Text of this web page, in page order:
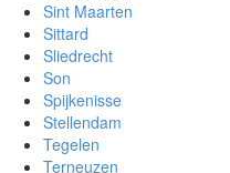
Sint Maarten
Sittard
Sliedrecht
Son
Spijkenisse
Stellendam
Tegelen
Terneuzen